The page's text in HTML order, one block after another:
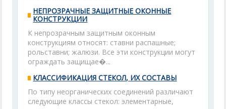
НЕПРОЗРАЧНЫЕ ЗАЩИТНЫЕ ОКОННЫЕ
КОНСТРУКЦИИ
К непрозрачным защитным оконным
конструкциям относят: ставни распашные;
рольставни; жалюзи. Все эти конструкции могут
ограждать защищае�...
КЛАССИФИКАЦИЯ СТЕКОЛ, ИХ СОСТАВЫ
По типу неорганических соединений различают
следующие классы стекол: элементарные,